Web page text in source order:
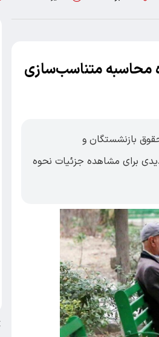
محاسبه متناسب‌سازی
بازنشستگان و
ابزار جدیدی برای مشاهده جزئیات نحوه